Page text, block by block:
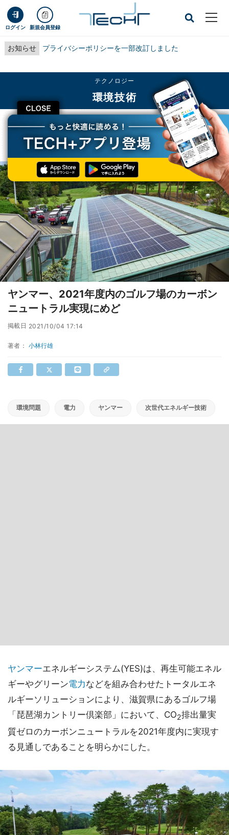
ログイン 新規会員登録
お知らせ プライバシーポリシーを一部改訂しました
CLOSE
テクノロジー
環境技術
TECH+ テクノロジー
環境技術
ヤンマー、2021年度内のゴルフ場のカーボンニュートラル実現にめど
ヤンマー、2021年度内のゴルフ場のカーボン
ニュートラル実現にめど
掲載日 2021/10/04 17:14
著者： 小林行雄
環境問題 電力 ヤンマー 次世代エネルギー技術
ヤンマーエネルギーシステム(YES)は、再生可能エネル
ギーやグリーン電力などを組み合わせたトータルエネ
ルギーソリューションにより、滋賀県にあるゴルフ場
「琵琶湖カントリー倶楽部」において、CO2排出量実
質ゼロのカーボンニュートラルを2021年度内に実現す
る見通しであることを明らかにした。